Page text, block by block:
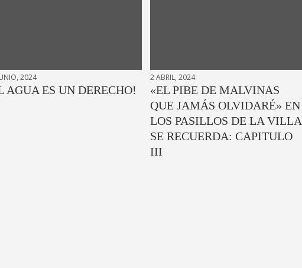
2024
AGUA ES UN DERECHO!
2 ABRIL, 2024
«EL PIBE DE MALVINAS
QUE JAMÁS OLVIDARÉ» EN
LOS PASILLOS DE LA VILLA
SE RECUERDA: CAPITULO
III